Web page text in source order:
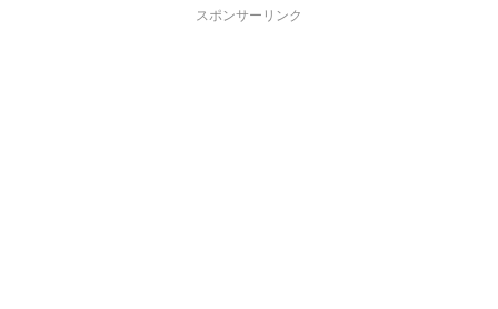
スポンサーリンク